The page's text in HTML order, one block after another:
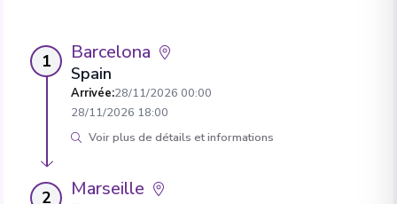
1 Barcelona
Spain
Arrivée:28/11/2026 00:00
28/11/2026 18:00
Voir plus de détails et informations
2 Marseille